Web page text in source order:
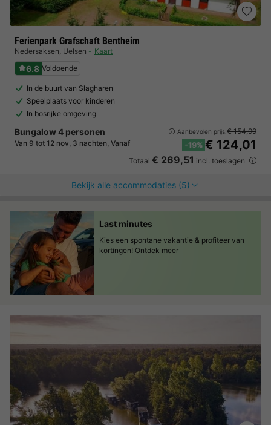
Ferienpark Grafschaft Bentheim
Nedersaksen, Uelsen Kaart
6.8 Voldoende
In de buurt van Slagharen
Speelplaats voor kinderen
In bosrijke omgeving
Bungalow 4 personen
Van 9 tot 12 nov, 3 nachten, Vanaf
Aanbevolen prijs:€ 154,99
-19% € 124,01
Totaal € 269,51 incl. toeslagen
Bekijk alle accommodaties (5)
Last minutes
Kies een spontane vakantie & profiteer van
kortingen! Ontdek meer